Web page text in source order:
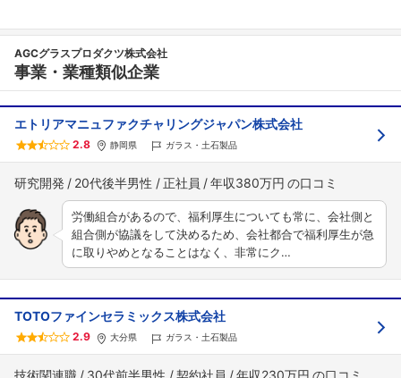
AGCグラスプロダクツ株式会社
事業・業種類似企業
エトリアマニュファクチャリングジャパン株式会社
2.8 静岡県 ガラス・土石製品
研究開発 20代後半男性 正社員 年収380万円
労働組合があるので、福利厚生についても常に、会社側と
組合側が協議をして決めるため、会社都合で福利厚生が急
に取りやめとなることはなく、非常にク…
TOTOファインセラミックス株式会社
2.9 大分県 ガラス・土石製品